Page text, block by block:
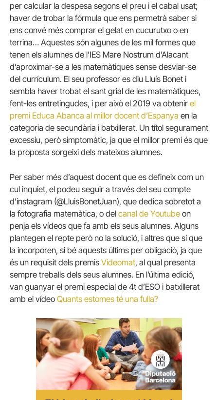
per calcular la despesa segons el preu i el cabal usat;
haver de trobar la fórmula que ens permetrà saber si
ens convé més comprar el gelat en cucurutxo o en
terrina… Aquestes són algunes de les mil formes que
tenen els alumnes de l’IES Mare Nostrum d’Alacant
d’aproximar-se a les matemàtiques sense desviar-se
del currículum. El seu professor es diu Lluís Bonet i
sembla haver trobat el sant grial de les matemàtiques,
fent-les entretingudes, i per això el 2019 va obtenir el
premi Educa Abanca al millor docent d’Espanya en la
categoria de secundària i batxillerat. Un títol segurament
excessiu, però simptomàtic, ja que el millor premi és que
la proposta sorgeixi dels mateixos alumnes.
Per saber més d’aquest docent que es defineix com un
cul inquiet, el podeu seguir a través del seu compte
d’instagram (@LluisBonetJuan), que dedica sobretot a
la fotografia matemàtica, o del canal de Youtube on
penja els vídeos que fa amb els seus alumnes. Alguns
plantegen el repte però no la solució, i altres que sí que
la incorporen, si bé aquests últims per obligació, ja que
és un requisit dels premis Videomat, al qual presenta
sempre treballs dels seus alumnes. En l’última edició,
van guanyar el premi especial de 4t d’ESO i batxillerat
amb el vídeo Quants estomes té una fulla?